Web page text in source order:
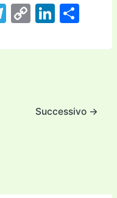
T
e
C
p
n
Li
k
n
C
n
di
Successivo →